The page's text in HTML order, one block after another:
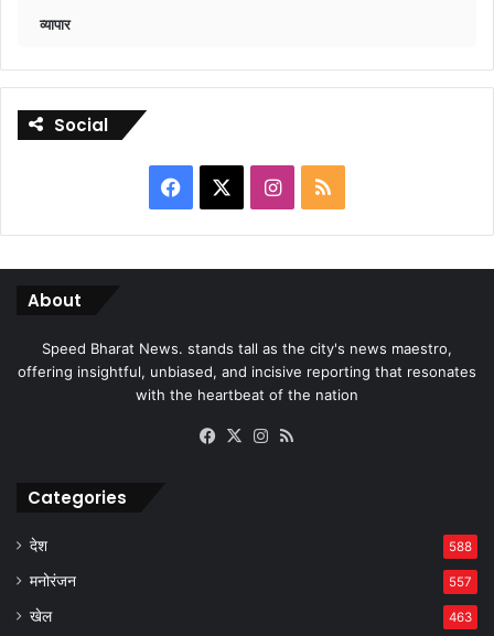
व्यापार
Social
Facebook Instagram
RSS
About
Speed Bharat News. stands tall as the city's news maestro,
offering insightful, unbiased, and incisive reporting that resonates
with the heartbeat of the nation
Facebook
X Instagram
Categories
देश 588
मनोरंजन 557
खेल 463